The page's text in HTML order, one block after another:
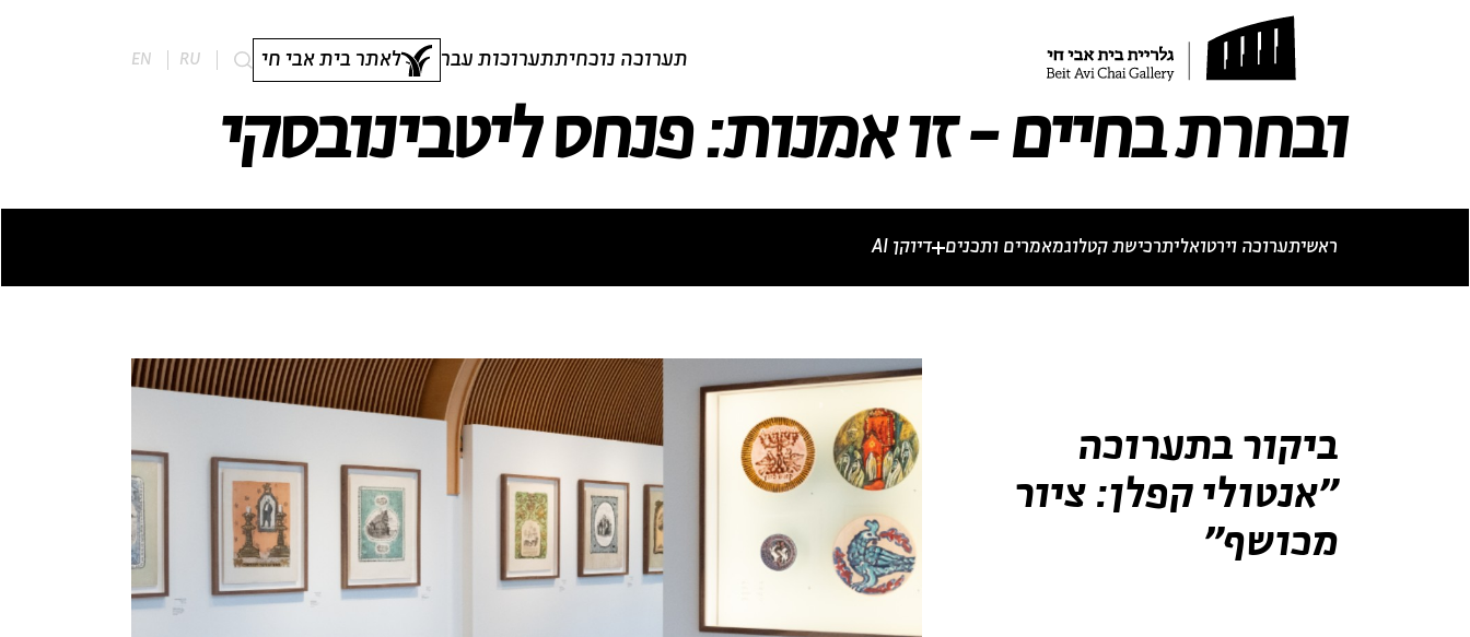
EN RU תערוכה נוכחיתתערוכות עבר לאתר בית אבי חי
ובחרת בחיים - זו אמנות: פנחס ליטבינובסקי
ראשיתערוכה וירטואליתרכישת קטלוגמאמרים ותכנים דיוקן AI
ביקור בתערוכה
"אנטולי קפלן: ציור
מכושף"